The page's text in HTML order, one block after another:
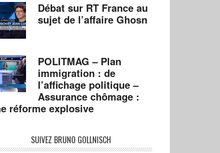
Débat sur RT France au
sujet de l’affaire Ghosn
POLITMAG – Plan
immigration : de
l’affichage politique –
Assurance chômage :
réforme explosive
SUIVEZ BRUNO GOLLNISCH